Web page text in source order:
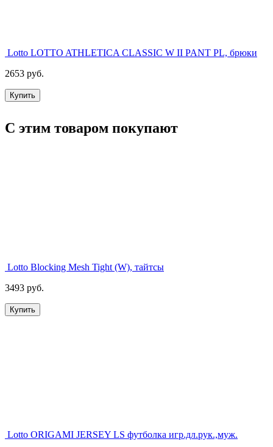
Lotto LOTTO ATHLETICA CLASSIC W II PANT PL, брюки
2653 руб.
Купить
С этим товаром покупают
Lotto Blocking Mesh Tight (W), тайтсы
3493 руб.
Купить
Lotto ORIGAMI JERSEY LS футболка игр.дл.рук.,муж.